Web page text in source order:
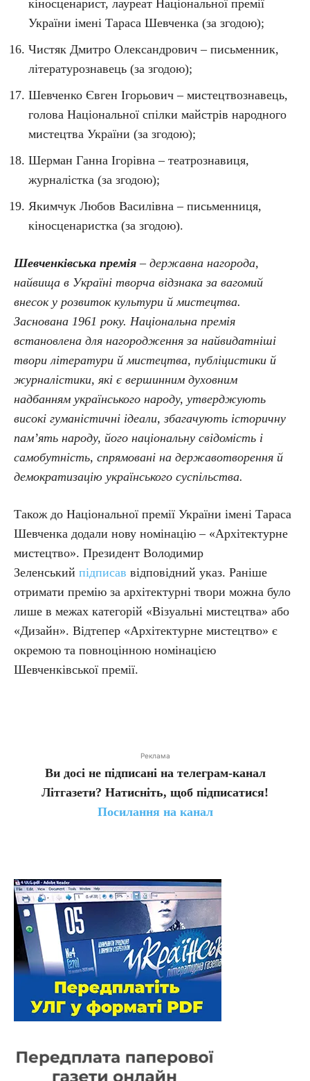
кіносценарист, лауреат Національної премії
України імені Тараса Шевченка (за згодою);
Чистяк Дмитро Олександрович – письменник,
літературознавець (за згодою);
Шевченко Євген Ігорьович – мистецтвознавець,
голова Національної спілки майстрів народного
мистецтва України (за згодою);
Шерман Ганна Ігорівна – театрознавиця,
журналістка (за згодою);
Якимчук Любов Василівна – письменниця,
кіносценаристка (за згодою).
Шевченківська премія – державна нагорода,
найвища в Україні творча відзнака за вагомий
внесок у розвиток культури й мистецтва.
Заснована 1961 року. Національна премія
встановлена для нагородження за найвидатніші
твори літератури й мистецтва, публіцистики й
журналістики, які є вершинним духовним
надбанням українського народу, утверджують
високі гуманістичні ідеали, збагачують історичну
пам’ять народу, його національну свідомість і
самобутність, спрямовані на державотворення й
демократизацію українського суспільства.
Також до Національної премії України імені Тараса
Шевченка додали нову номінацію – «Архітектурне
мистецтво». Президент Володимир
Зеленський підписав відповідний указ. Раніше
отримати премію за архітектурні твори можна було
лише в межах категорій «Візуальні мистецтва» або
«Дизайн». Відтепер «Архітектурне мистецтво» є
окремою та повноцінною номінацією
Шевченківської премії.
Реклама
Ви досі не підписані на телеграм-канал
Літгазети? Натисніть, щоб підписатися!
Посилання на канал